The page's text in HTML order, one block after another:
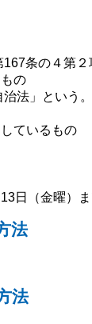
条の４第
の
法」という
ているもの
日（金曜）
法
法